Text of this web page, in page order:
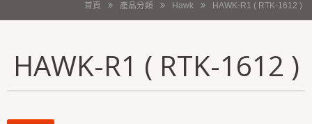
首頁 產品分類 Hawk HAWK-R1 ( RTK-1612 )
HAWK-R1 ( RTK-1612 )